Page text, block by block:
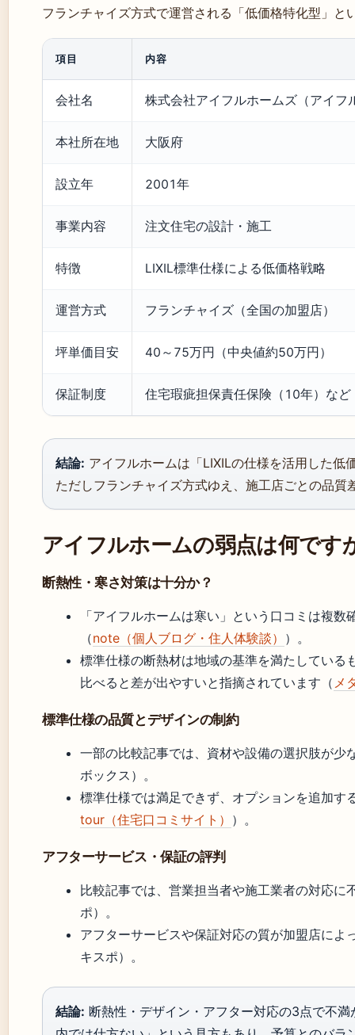
フランチャイズ方式で運営される「低価格特化型」と
項目 内容
会社名 株式会社アイフルホームズ（アイフ
本社所在地 大阪府
設立年 2001年
事業内容 注文住宅の設計・施工
特徴 LIXIL標準仕様による低価格戦略
運営方式 フランチャイズ（全国の加盟店）
坪単価目安 40～75万円（中央値約50万円）
保証制度 住宅瑕疵担保責任保険（10年）など
結論: アイフルホームは「LIXILの仕様を活用した低
ただしフランチャイズ方式ゆえ、施工店ごとの品質
アイフルホームの弱点は何です
断熱性・寒さ対策は十分か？
「アイフルホームは寒い」という口コミは複
（note（個人ブログ・住人体験談） ）。
標準仕様の断熱材は地域の基準を満たしてい
比べると差が出やすいと指摘されています（ メ
標準仕様の品質とデザインの制約
一部の比較記事では、資材や設備の選択肢が
ボックス）。
標準仕様では満足できず、オプションを追加す
tour（住宅口コミサイト） ）。
アフターサービス・保証の評判
比較記事では、営業担当者や施工業者の対応
ポ）。
アフターサービスや保証対応の質が加盟店に
キスポ）。
結論: 断熱性・デザイン・アフター対応の3点で不